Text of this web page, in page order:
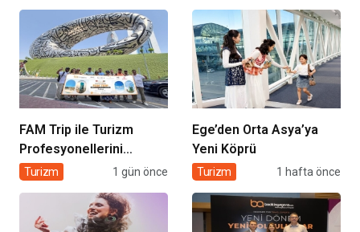
FAM Trip ile Turizm
Profesyonellerini
Buluşturdu
Turizm 1 gün önce
Ege’den Orta Asya’ya
Yeni Köprü
Turizm 1 hafta önce